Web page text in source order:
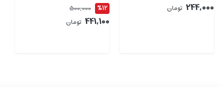
244,000 تومان
%12
500,000
441,100 تومان